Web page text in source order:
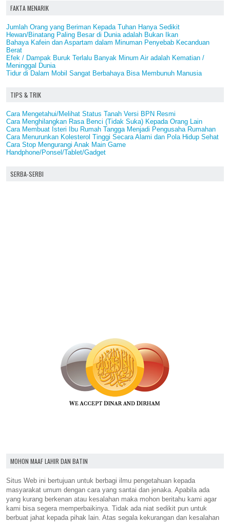
FAKTA MENARIK
Jumlah Orang yang Beriman Kepada Tuhan Hanya Sedikit
Hewan/Binatang Paling Besar di Dunia adalah Bukan Ikan
Bahaya Kafein dan Aspartam dalam Minuman Penyebab Kecanduan
Berat
Efek / Dampak Buruk Terlalu Banyak Minum Air adalah Kematian /
Meninggal Dunia
Tidur di Dalam Mobil Sangat Berbahaya Bisa Membunuh Manusia
TIPS & TRIK
Cara Mengetahui/Melihat Status Tanah Versi BPN Resmi
Cara Menghilangkan Rasa Benci (Tidak Suka) Kepada Orang Lain
Cara Membuat Isteri Ibu Rumah Tangga Menjadi Pengusaha Rumahan
Cara Menurunkan Kolesterol Tinggi Secara Alami dan Pola Hidup Sehat
Cara Stop Mengurangi Anak Main Game
Handphone/Ponsel/Tablet/Gadget
SERBA-SERBI
MOHON MAAF LAHIR DAN BATIN
Situs Web ini bertujuan untuk berbagi ilmu pengetahuan kepada
masyarakat umum dengan cara yang santai dan jenaka. Apabila ada
yang kurang berkenan atau kesalahan maka mohon beritahu kami agar
kami bisa segera memperbaikinya. Tidak ada niat sedikit pun untuk
berbuat jahat kepada pihak lain. Atas segala kekurangan dan kesalahan